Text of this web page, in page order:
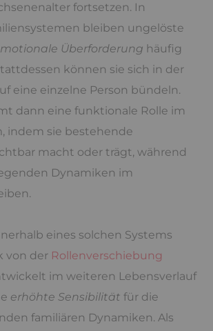
fortsetzen. In
bleiben ungelöste
Überforderung häufig
können sie sich in der
eine einzelne Person bündeln.
dann eine funktionale Rolle im
indem sie bestehende
macht oder trägt, während
Dynamiken im
eines solchen Systems
von der Rollenverschiebung
im weiteren Lebensverlauf
erhöhte Sensibilität für die
familiären Dynamiken. Als